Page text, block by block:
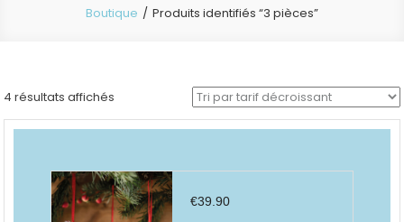
Boutique Produits identifiés “3 pièces”
4 résultats affichés
par
€39.90